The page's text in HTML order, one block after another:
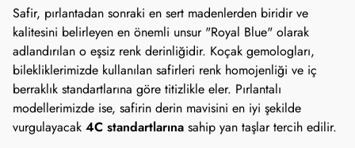
Safir, pırlantadan sonraki en sert madenlerden biridir ve
kalitesini belirleyen en önemli unsur "Royal Blue" olarak
adlandırılan o eşsiz renk derinliğidir. Koçak gemologları,
bilekliklerimizde kullanılan safirleri renk homojenliği ve iç
berraklık standartlarına göre titizlikle eler. Pırlantalı
modellerimizde ise, safirin derin mavisini en iyi şekilde
vurgulayacak 4C standartlarına sahip yan taşlar tercih edilir.